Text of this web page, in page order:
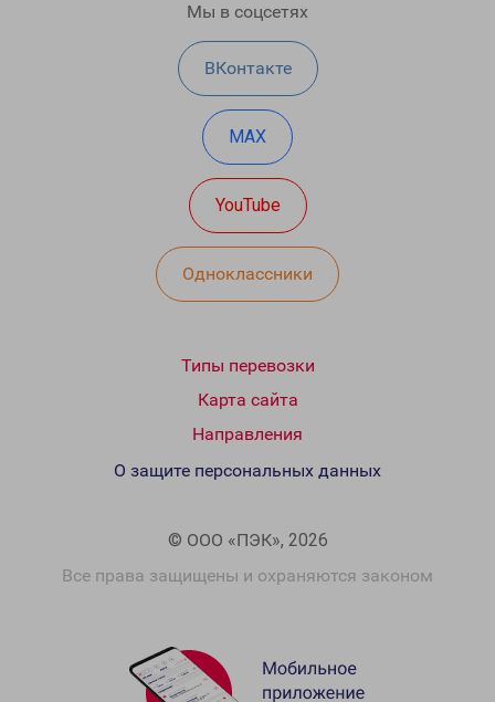
Мы в соцсетях
ВКонтакте
MAX
YouTube
Одноклассники
Типы перевозки
Карта сайта
Направления
© ООО «ПЭК», 2026
Все права защищены и охраняются законом
О защите персональных данных